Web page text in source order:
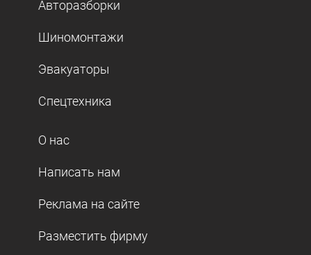
Авторазборки
Шиномонтажи
Эвакуаторы
Спецтехника
О нас
Написать нам
Реклама на сайте
Разместить фирму